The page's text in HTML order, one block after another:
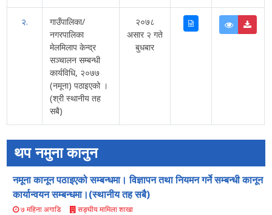
२.
गाउँपालिका/
नगरपालिका
मेलमिलाप केन्द्र
सञ्चालन सम्बन्धी
कार्यविधि, २०७७
(नमूना) पठाइएको ।
(श्री स्थानीय तह
सबै)
२०७८
असार २ गते
बुधबार
थप नमुना कानुन
नमूना कानून पठाइएको सम्बन्धमा। विज्ञापन तथा नियमन गर्ने सम्बन्धी कानून
कार्यान्वयन सम्बन्धमा।(स्थानीय तह सबै)
७ महिना अगाडि सङ्घीय मामिला शाखा